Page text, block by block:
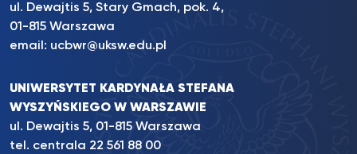
ul. Dewajtis 5, Stary Gmach, pok. 4,
01-815 Warszawa
email: ucbwr@uksw.edu.pl
UNIWERSYTET KARDYNAŁA STEFANA
WYSZYŃSKIEGO W WARSZAWIE
ul. Dewajtis 5, 01-815 Warszawa
tel. centrala 22 561 88 00